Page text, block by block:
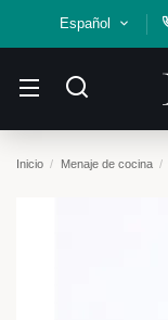
Español
Inicio Menaje de cocina